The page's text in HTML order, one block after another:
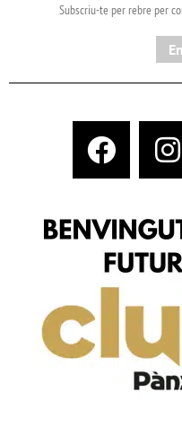
Subscriu-te per rebre per